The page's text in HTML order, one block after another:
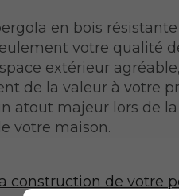
en bois
votre qualité
extérieur
de la valeur à votre
atout majeur lors de
votre maison.
construction de votre